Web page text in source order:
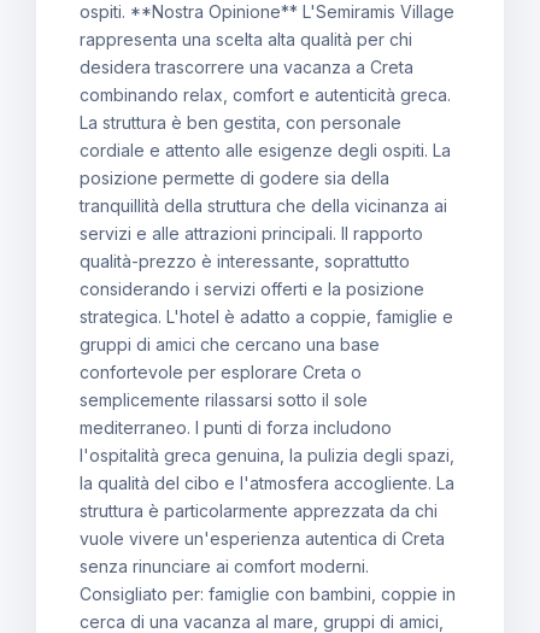
ospiti. **Nostra Opinione** L'Semiramis Village
rappresenta una scelta alta qualità per chi
desidera trascorrere una vacanza a Creta
combinando relax, comfort e autenticità greca.
La struttura è ben gestita, con personale
cordiale e attento alle esigenze degli ospiti. La
posizione permette di godere sia della
tranquillità della struttura che della vicinanza ai
servizi e alle attrazioni principali. Il rapporto
qualità-prezzo è interessante, soprattutto
considerando i servizi offerti e la posizione
strategica. L'hotel è adatto a coppie, famiglie e
gruppi di amici che cercano una base
confortevole per esplorare Creta o
semplicemente rilassarsi sotto il sole
mediterraneo. I punti di forza includono
l'ospitalità greca genuina, la pulizia degli spazi,
la qualità del cibo e l'atmosfera accogliente. La
struttura è particolarmente apprezzata da chi
vuole vivere un'esperienza autentica di Creta
senza rinunciare ai comfort moderni.
Consigliato per: famiglie con bambini, coppie in
cerca di una vacanza al mare, gruppi di amici,